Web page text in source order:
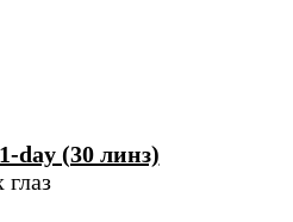
day (30 линз)